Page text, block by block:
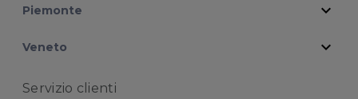
Piemonte expand_more
Veneto expand_more
Servizio clienti